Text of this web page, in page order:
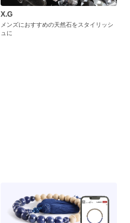
X.G
メンズにおすすめの天然石をスタイリッシ
ュに